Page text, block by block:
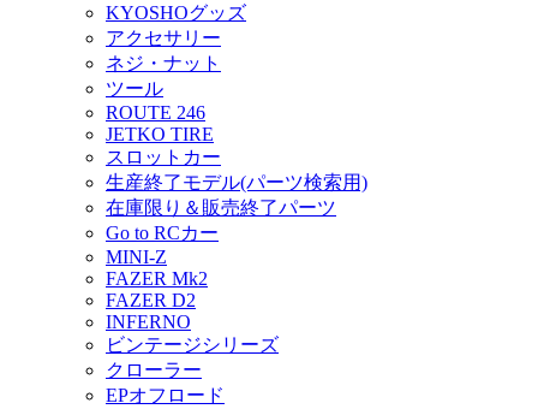
KYOSHOグッズ
アクセサリー
ネジ・ナット
ツール
ROUTE 246
JETKO TIRE
スロットカー
生産終了モデル(パーツ検索用)
在庫限り＆販売終了パーツ
Go to RCカー
MINI-Z
FAZER Mk2
FAZER D2
INFERNO
ビンテージシリーズ
クローラー
EPオフロード